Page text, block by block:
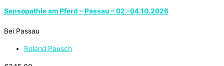
Sensopathie am Pferd – Passau – 02.-04.10.2026
Bei Passau
Roland Pausch